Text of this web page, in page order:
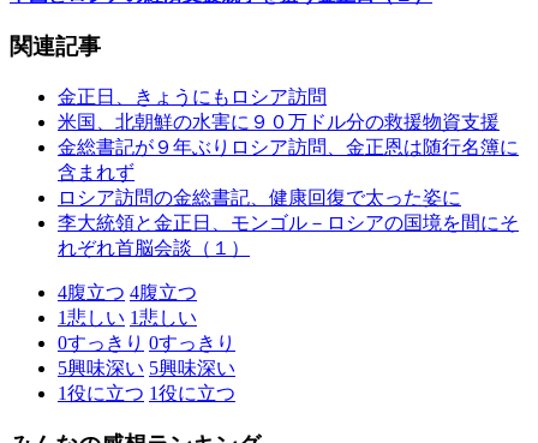
関連記事
金正日、きょうにもロシア訪問
米国、北朝鮮の水害に９０万ドル分の救援物資支援
金総書記が９年ぶりロシア訪問、金正恩は随行名簿に
含まれず
ロシア訪問の金総書記、健康回復で太った姿に
李大統領と金正日、モンゴル－ロシアの国境を間にそ
れぞれ首脳会談（１）
4腹立つ 4腹立つ
1悲しい 1悲しい
0すっきり 0すっきり
5興味深い 5興味深い
1役に立つ 1役に立つ